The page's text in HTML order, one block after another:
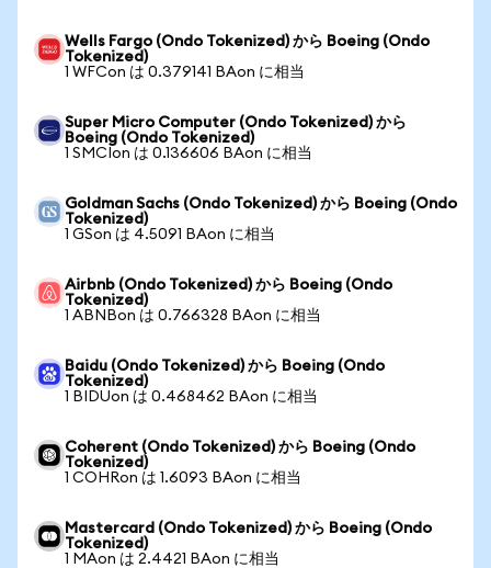
Wells Fargo (Ondo Tokenized) から Boeing (Ondo
Tokenized)
1 WFCon は 0.379141 BAon に相当
Super Micro Computer (Ondo Tokenized) から
Boeing (Ondo Tokenized)
1 SMCIon は 0.136606 BAon に相当
Goldman Sachs (Ondo Tokenized) から Boeing (Ondo
Tokenized)
1 GSon は 4.5091 BAon に相当
Airbnb (Ondo Tokenized) から Boeing (Ondo
Tokenized)
1 ABNBon は 0.766328 BAon に相当
Baidu (Ondo Tokenized) から Boeing (Ondo
Tokenized)
1 BIDUon は 0.468462 BAon に相当
Coherent (Ondo Tokenized) から Boeing (Ondo
Tokenized)
1 COHRon は 1.6093 BAon に相当
Mastercard (Ondo Tokenized) から Boeing (Ondo
Tokenized)
1 MAon は 2.4421 BAon に相当